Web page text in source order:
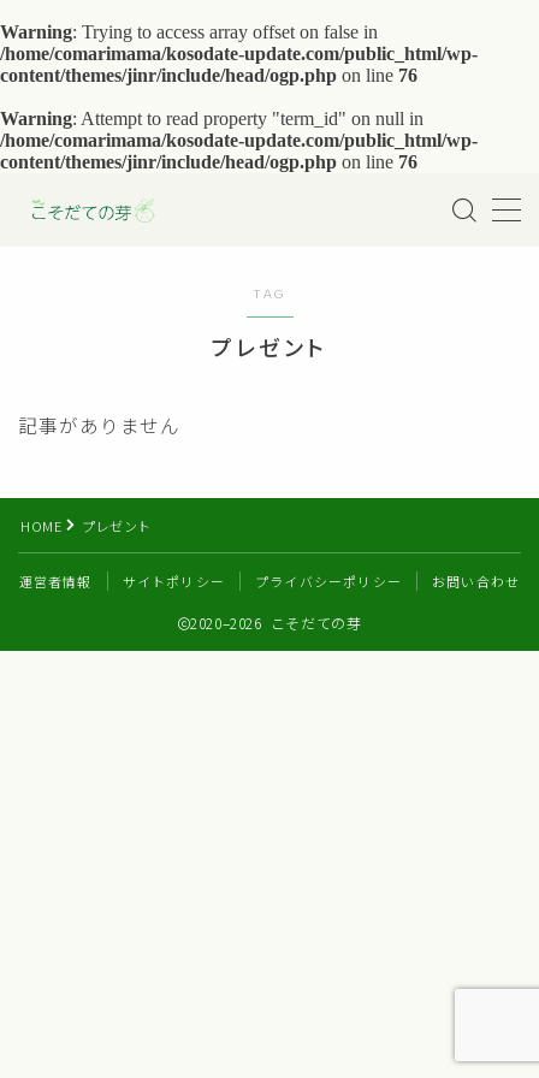
Warning: Trying to access array offset on false in
/home/comarimama/kosodate-update.com/public_html/wp-
content/themes/jinr/include/head/ogp.php on line 76
Warning: Attempt to read property "term_id" on null in
/home/comarimama/kosodate-update.com/public_html/wp-
content/themes/jinr/include/head/ogp.php on line 76
MENU
育児を助けるサービス
小学生との暮らし
TAG
プレゼント
記事がありません
HOME プレゼント
運営者情報 サイトポリシー プライバシーポリシー お問い合わせ
2020–2026 こそだての芽